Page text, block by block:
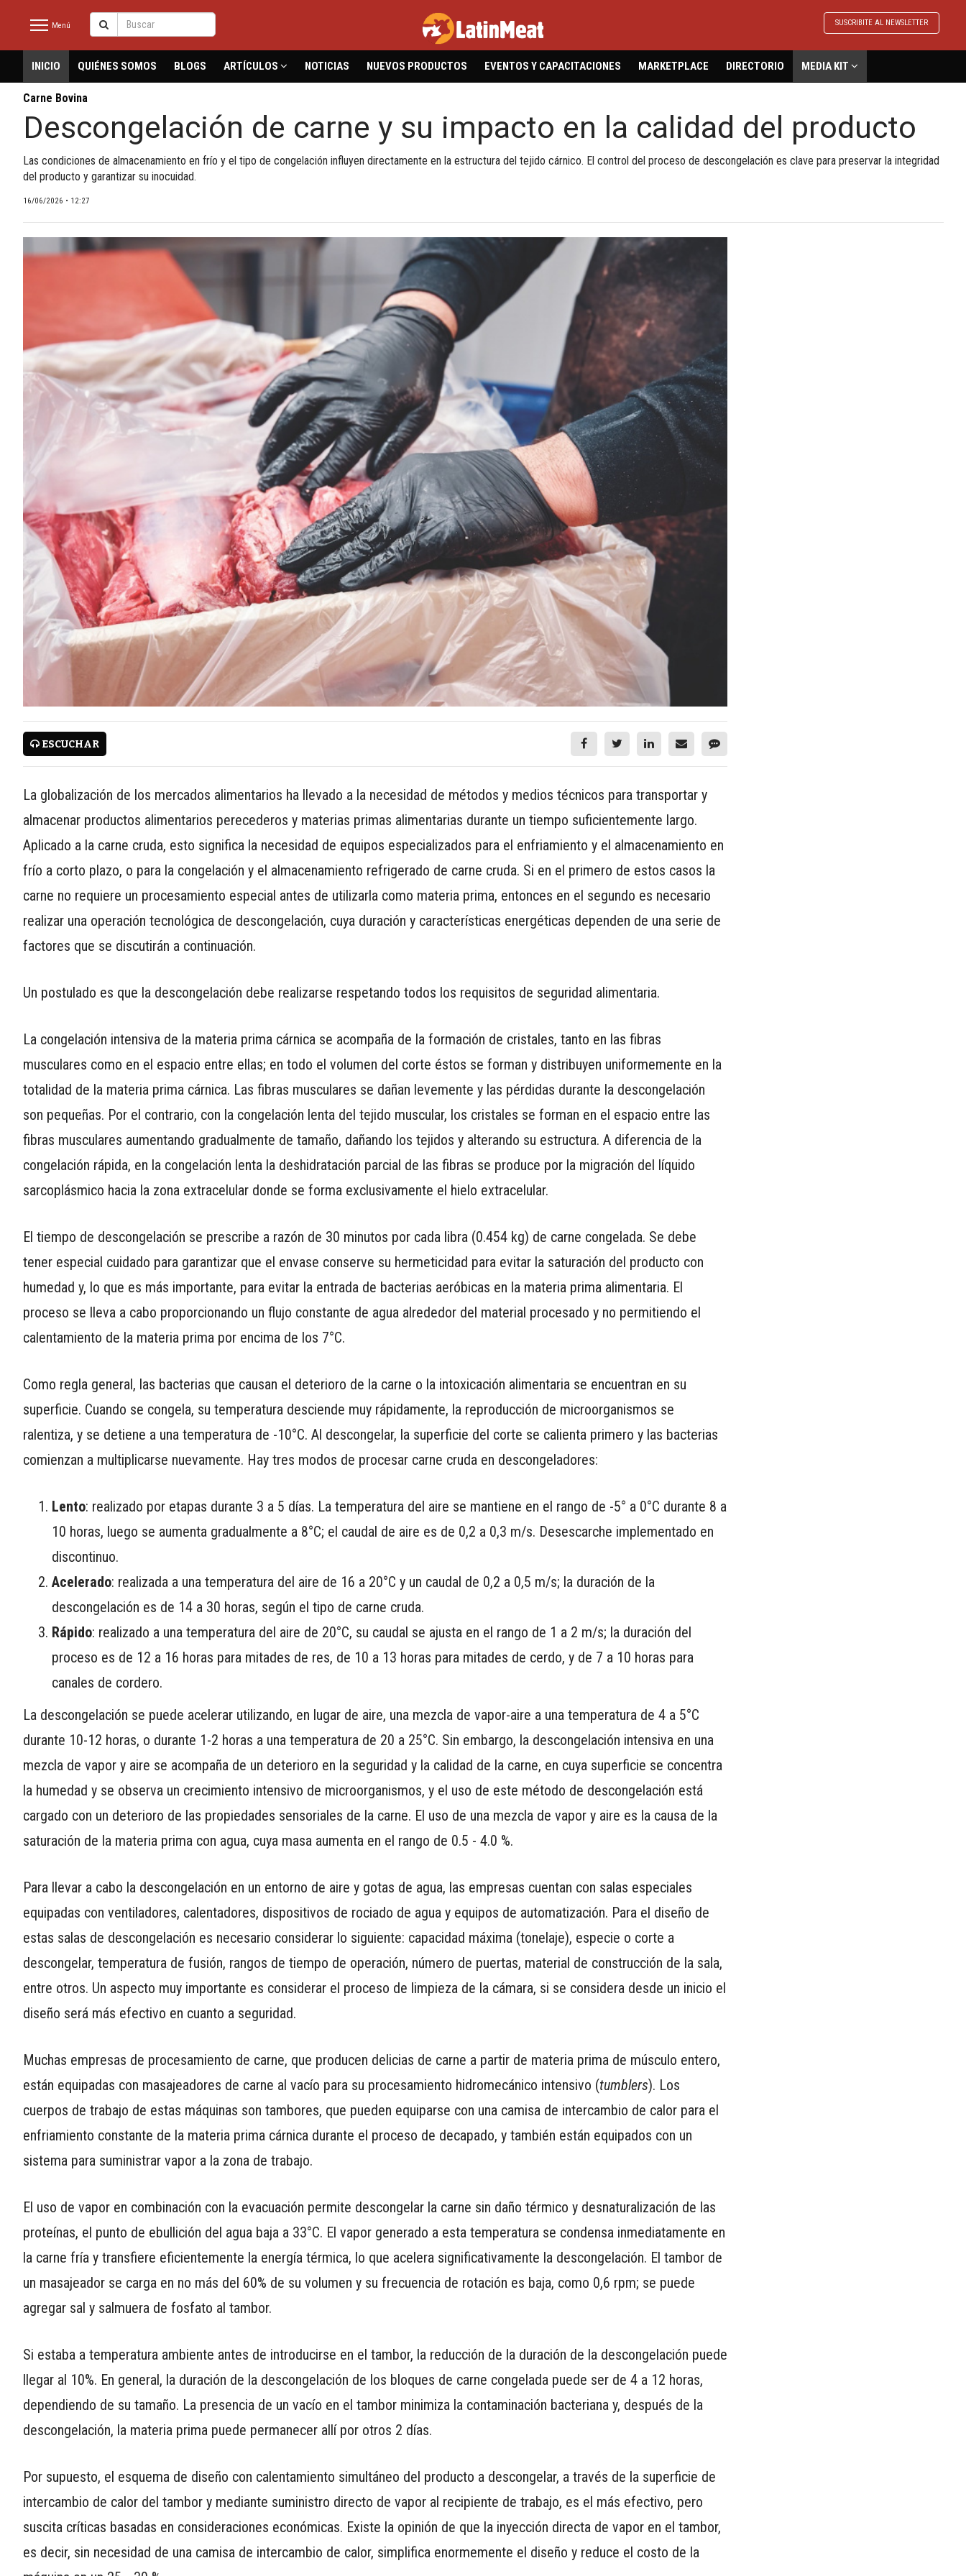
latinmeat
INICIO
QUIÉNES SOMOS
BLOGS
CARNE BOVINA
CARNES CON VALOR AGREGADO
NOTICIAS
NUEVOS PRODUCTOS
EVENTOS Y CAPACITACIONES
DIRECTORIO
MEDIA KIT
ENGLISH
ESPAÑOL
SERVICIOS
WWW.REDALIMENTARIA.COM
CONTÁCTENOS
AYUDA
Y
CONDICIONES
POLÍTICAS
PRIVACIDAD
MAPA
DEL
Menú SUSCRIBITE AL NEWSLETTER
INICIO QUIÉNES SOMOS BLOGS ARTÍCULOS NOTICIAS NUEVOS PRODUCTOS EVENTOS Y CAPACITACIONES MARKETPLACE DIRECTORIO MEDIA KIT
Carne Bovina
Descongelación de carne y su impacto en la calidad del producto
Las condiciones de almacenamiento en frío y el tipo de congelación influyen directamente en la estructura del tejido cárnico. El control del proceso de descongelación es clave para preservar la integridad
del producto y garantizar su inocuidad.
16/06/2026 • 12:27
ESCUCHAR
La globalización de los mercados alimentarios ha llevado a la necesidad de métodos y medios técnicos para transportar y
almacenar productos alimentarios perecederos y materias primas alimentarias durante un tiempo suficientemente largo.
Aplicado a la carne cruda, esto significa la necesidad de equipos especializados para el enfriamiento y el almacenamiento en
frío a corto plazo, o para la congelación y el almacenamiento refrigerado de carne cruda. Si en el primero de estos casos la
carne no requiere un procesamiento especial antes de utilizarla como materia prima, entonces en el segundo es necesario
realizar una operación tecnológica de descongelación, cuya duración y características energéticas dependen de una serie de
factores que se discutirán a continuación.
Un postulado es que la descongelación debe realizarse respetando todos los requisitos de seguridad alimentaria.
La congelación intensiva de la materia prima cárnica se acompaña de la formación de cristales, tanto en las fibras
musculares como en el espacio entre ellas; en todo el volumen del corte éstos se forman y distribuyen uniformemente en la
totalidad de la materia prima cárnica. Las fibras musculares se dañan levemente y las pérdidas durante la descongelación
son pequeñas. Por el contrario, con la congelación lenta del tejido muscular, los cristales se forman en el espacio entre las
fibras musculares aumentando gradualmente de tamaño, dañando los tejidos y alterando su estructura. A diferencia de la
congelación rápida, en la congelación lenta la deshidratación parcial de las fibras se produce por la migración del líquido
sarcoplásmico hacia la zona extracelular donde se forma exclusivamente el hielo extracelular.
El tiempo de descongelación se prescribe a razón de 30 minutos por cada libra (0.454 kg) de carne congelada. Se debe
tener especial cuidado para garantizar que el envase conserve su hermeticidad para evitar la saturación del producto con
humedad y, lo que es más importante, para evitar la entrada de bacterias aeróbicas en la materia prima alimentaria. El
proceso se lleva a cabo proporcionando un flujo constante de agua alrededor del material procesado y no permitiendo el
calentamiento de la materia prima por encima de los 7°C.
Como regla general, las bacterias que causan el deterioro de la carne o la intoxicación alimentaria se encuentran en su
superficie. Cuando se congela, su temperatura desciende muy rápidamente, la reproducción de microorganismos se
ralentiza, y se detiene a una temperatura de -10°C. Al descongelar, la superficie del corte se calienta primero y las bacterias
comienzan a multiplicarse nuevamente. Hay tres modos de procesar carne cruda en descongeladores:
Lento: realizado por etapas durante 3 a 5 días. La temperatura del aire se mantiene en el rango de -5° a 0°C durante 8 a
10 horas, luego se aumenta gradualmente a 8°C; el caudal de aire es de 0,2 a 0,3 m/s. Desescarche implementado en
discontinuo.
Acelerado: realizada a una temperatura del aire de 16 a 20°C y un caudal de 0,2 a 0,5 m/s; la duración de la
descongelación es de 14 a 30 horas, según el tipo de carne cruda.
Rápido: realizado a una temperatura del aire de 20°C, su caudal se ajusta en el rango de 1 a 2 m/s; la duración del
proceso es de 12 a 16 horas para mitades de res, de 10 a 13 horas para mitades de cerdo, y de 7 a 10 horas para
canales de cordero.
La descongelación se puede acelerar utilizando, en lugar de aire, una mezcla de vapor-aire a una temperatura de 4 a 5°C
durante 10-12 horas, o durante 1-2 horas a una temperatura de 20 a 25°C. Sin embargo, la descongelación intensiva en una
mezcla de vapor y aire se acompaña de un deterioro en la seguridad y la calidad de la carne, en cuya superficie se concentra
la humedad y se observa un crecimiento intensivo de microorganismos, y el uso de este método de descongelación está
cargado con un deterioro de las propiedades sensoriales de la carne. El uso de una mezcla de vapor y aire es la causa de la
saturación de la materia prima con agua, cuya masa aumenta en el rango de 0.5 - 4.0 %.
Para llevar a cabo la descongelación en un entorno de aire y gotas de agua, las empresas cuentan con salas especiales
equipadas con ventiladores, calentadores, dispositivos de rociado de agua y equipos de automatización. Para el diseño de
estas salas de descongelación es necesario considerar lo siguiente: capacidad máxima (tonelaje), especie o corte a
descongelar, temperatura de fusión, rangos de tiempo de operación, número de puertas, material de construcción de la sala,
entre otros. Un aspecto muy importante es considerar el proceso de limpieza de la cámara, si se considera desde un inicio el
diseño será más efectivo en cuanto a seguridad.
Muchas empresas de procesamiento de carne, que producen delicias de carne a partir de materia prima de músculo entero,
están equipadas con masajeadores de carne al vacío para su procesamiento hidromecánico intensivo (tumblers). Los
cuerpos de trabajo de estas máquinas son tambores, que pueden equiparse con una camisa de intercambio de calor para el
enfriamiento constante de la materia prima cárnica durante el proceso de decapado, y también están equipados con un
sistema para suministrar vapor a la zona de trabajo.
El uso de vapor en combinación con la evacuación permite descongelar la carne sin daño térmico y desnaturalización de las
proteínas, el punto de ebullición del agua baja a 33°C. El vapor generado a esta temperatura se condensa inmediatamente en
la carne fría y transfiere eficientemente la energía térmica, lo que acelera significativamente la descongelación. El tambor de
un masajeador se carga en no más del 60% de su volumen y su frecuencia de rotación es baja, como 0,6 rpm; se puede
agregar sal y salmuera de fosfato al tambor.
Si estaba a temperatura ambiente antes de introducirse en el tambor, la reducción de la duración de la descongelación puede
llegar al 10%. En general, la duración de la descongelación de los bloques de carne congelada puede ser de 4 a 12 horas,
dependiendo de su tamaño. La presencia de un vacío en el tambor minimiza la contaminación bacteriana y, después de la
descongelación, la materia prima puede permanecer allí por otros 2 días.
Por supuesto, el esquema de diseño con calentamiento simultáneo del producto a descongelar, a través de la superficie de
intercambio de calor del tambor y mediante suministro directo de vapor al recipiente de trabajo, es el más efectivo, pero
suscita críticas basadas en consideraciones económicas. Existe la opinión de que la inyección directa de vapor en el tambor,
es decir, sin necesidad de una camisa de intercambio de calor, simplifica enormemente el diseño y reduce el costo de la